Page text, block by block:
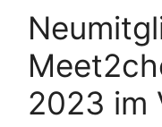
2023 im